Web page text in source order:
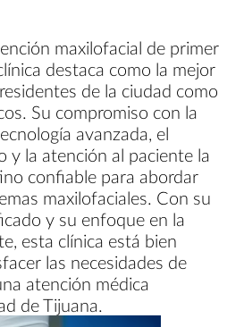
maxilofacial de primer
destaca como la mejor
de la ciudad como
Su compromiso con la
avanzada, el
y la atención al paciente la
confiable para abordar
maxilofaciales. Con su
y su enfoque en la
esta clínica está bien
las necesidades de
atención médica
de Tijuana.